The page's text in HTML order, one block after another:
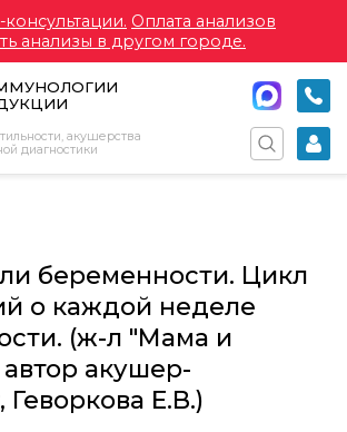
Оплата анализов
анализы в другом городе.
акушерства
диагностики
беременности. Цикл
о каждой неделе
(ж-л "Мама и
акушер-
Геворкова Е.В.)